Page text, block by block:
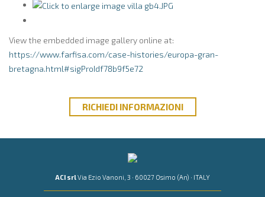
View the embedded image gallery online at:
https://www.farfisa.com/case-histories/europa-gran-
bretagna.html#sigProIdf78b9f5e72
RICHIEDI INFORMAZIONI
ACI srlVia Ezio Vanoni, 3 · 60027 Osimo (An) · ITALY